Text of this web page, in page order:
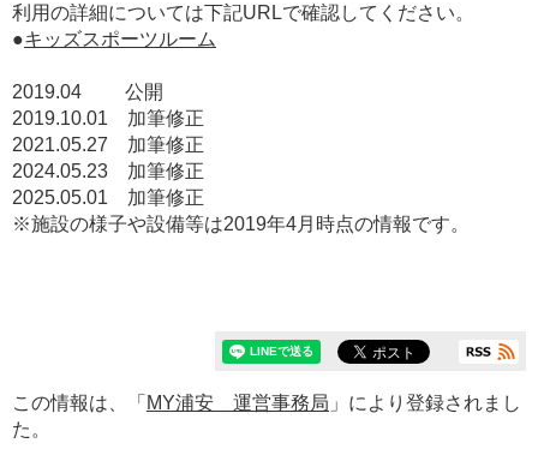
利用の詳細については下記URLで確認してください。
●キッズスポーツルーム
2019.04 公開
2019.10.01 加筆修正
2021.05.27 加筆修正
2024.05.23 加筆修正
2025.05.01 加筆修正
※施設の様子や設備等は2019年4月時点の情報です。
この情報は、「 MY浦安 運営事務局 」により登録されまし
た。